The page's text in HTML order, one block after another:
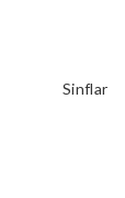
Sinflar